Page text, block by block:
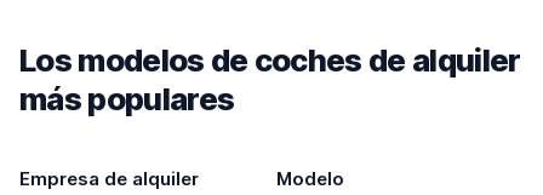
Los modelos de coches de alquiler
más populares
Empresa de alquiler Modelo